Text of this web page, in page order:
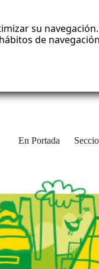
su
de
En Portada